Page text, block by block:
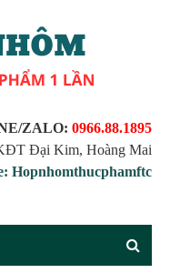
ZALO: 0966.88.1895
Đại Kim, Hoàng Mai
Hopnhomthucphamftc